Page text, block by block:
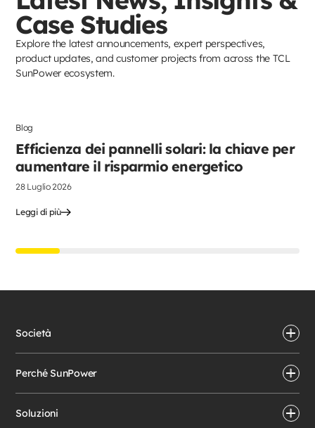
Case Studies
Explore the latest announcements, expert perspectives,
product updates, and customer projects from across the TCL
SunPower ecosystem.
Pannelli fotovoltaici
Blog
Efficienza dei pannelli solari: la chiave per
aumentare il risparmio energetico
28 Luglio 2026
Leggi di più
Società
Perché SunPower
Soluzioni